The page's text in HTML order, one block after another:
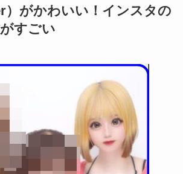
）がかわいい！インスタの
すごい